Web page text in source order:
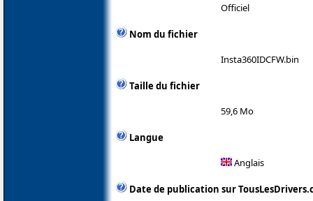
Officiel
Nom du fichier
Insta360IDCFW.bin
Taille du fichier
59,6 Mo
Langue
Anglais
Date de publication sur